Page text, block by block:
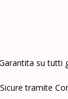
su tutti
Sicure tramite